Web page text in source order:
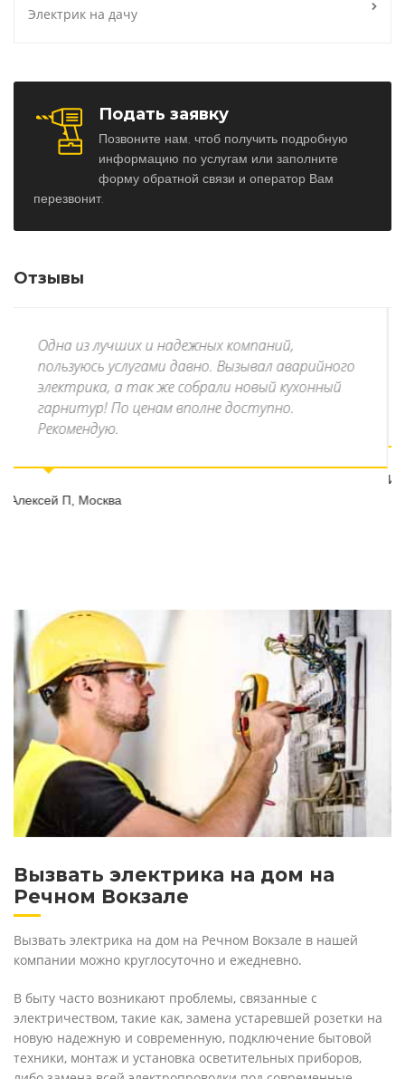
Электрик на дачу
Подать заявку
Позвоните нам, чтоб получить подробную
информацию по услугам или заполните
форму обратной связи и оператор Вам
перезвонит.
Отзывы
Вызвал мастера для установки и
варочной панели электрической. Электрик
приехал быстро. Демонтировал старую и
подключил новую. Доволен.
Вызвать электрика на дом на
Речном Вокзале
Вызвать электрика на дом на Речном Вокзале в нашей
компании можно круглосуточно и ежедневно.
В быту часто возникают проблемы, связанные с
электричеством, такие как, замена устаревшей розетки на
новую надежную и современную, подключение бытовой
техники, монтаж и установка осветительных приборов,